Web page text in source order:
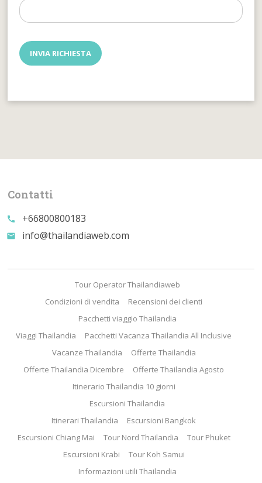
Contatti
call +66800800183
email info@thailandiaweb.com
Tour Operator Thailandiaweb
Condizioni di vendita
Recensioni dei clienti
Pacchetti viaggio Thailandia
Viaggi Thailandia
Pacchetti Vacanza Thailandia All Inclusive
Vacanze Thailandia
Offerte Thailandia
Offerte Thailandia Dicembre
Offerte Thailandia Agosto
Itinerario Thailandia 10 giorni
Escursioni Thailandia
Itinerari Thailandia
Escursioni Bangkok
Escursioni Chiang Mai
Tour Nord Thailandia
Tour Phuket
Escursioni Krabi
Tour Koh Samui
Informazioni utili Thailandia